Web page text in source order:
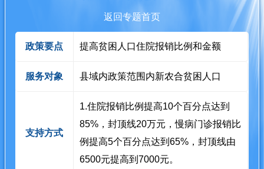
返回专题首页
政策要点 提高贫困人口住院报销比例和金额
服务对象 县域内政策范围内新农合贫困人口
支持方式
1.住院报销比例提高10个百分点达到
85%，封顶线20万元，慢病门诊报销比
例提高5个百分点达到65%，封顶线由
6500元提高到7000元。